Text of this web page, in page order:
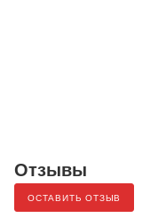
Отзывы
ОСТАВИТЬ ОТЗЫВ